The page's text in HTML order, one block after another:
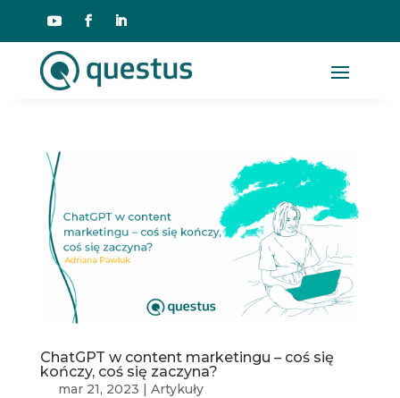
ChatGPT w content marketingu – coś się
kończy, coś się zaczyna?
mar 21, 2023 | Artykuły